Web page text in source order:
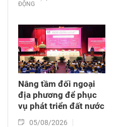
ĐỘNG
Nâng tầm đối ngoại
địa phương để phục
vụ phát triển đất nước
05/08/2026